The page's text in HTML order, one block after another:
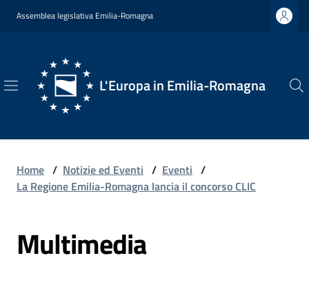
Vai al contenuto
Vai alla navigazione
Vai al footer
Assemblea legislativa Emilia-Romagna
L'Europa in Emilia-Romagna
L'Europa
Romagna
Chi
Siamo
Home / Notizie ed Eventi / Eventi /
La Regione Emilia-Romagna lancia il concorso CLIC
Multimedia